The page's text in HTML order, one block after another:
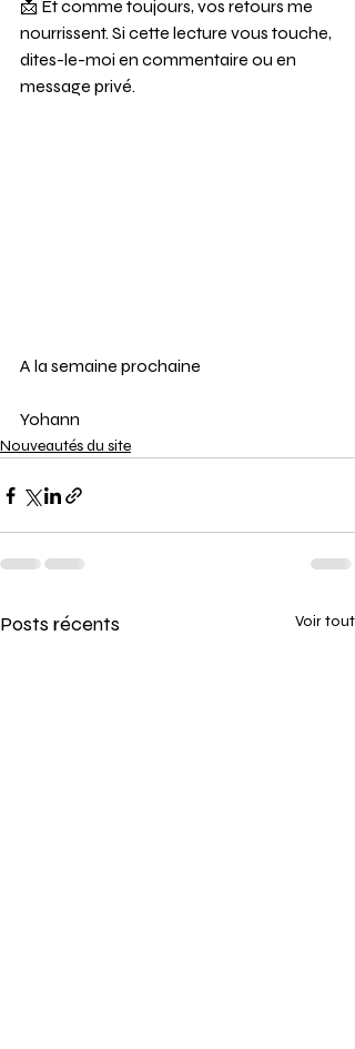
📩 Et comme toujours, vos retours me
nourrissent. Si cette lecture vous touche,
dites-le-moi en commentaire ou en
message privé.
A la semaine prochaine
Yohann
Nouveautés du site
Posts récents Voir tout